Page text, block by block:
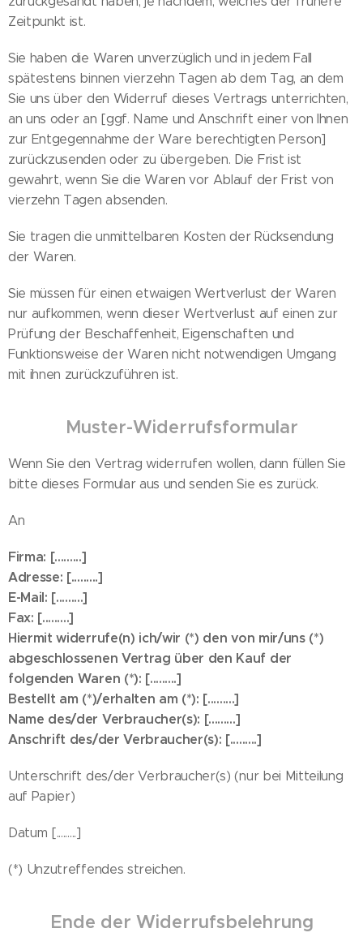
Zeitpunkt ist.
Sie haben die Waren unverzüglich und in jedem Fall
spätestens binnen vierzehn Tagen ab dem Tag, an dem
Sie uns über den Widerruf dieses Vertrags unterrichten,
an uns oder an [ggf. Name und Anschrift einer von Ihnen
zur Entgegennahme der Ware berechtigten Person]
zurückzusenden oder zu übergeben. Die Frist ist
gewahrt, wenn Sie die Waren vor Ablauf der Frist von
vierzehn Tagen absenden.
Sie tragen die unmittelbaren Kosten der Rücksendung
der Waren.
Sie müssen für einen etwaigen Wertverlust der Waren
nur aufkommen, wenn dieser Wertverlust auf einen zur
Prüfung der Beschaffenheit, Eigenschaften und
Funktionsweise der Waren nicht notwendigen Umgang
mit ihnen zurückzuführen ist.
Muster-Widerrufsformular
Wenn Sie den Vertrag widerrufen wollen, dann füllen Sie
bitte dieses Formular aus und senden Sie es zurück.
An
Firma: [.........]
Adresse: [.........]
E-Mail: [.........]
Fax: [.........]
Hiermit widerrufe(n) ich/wir (*) den von mir/uns (*)
abgeschlossenen Vertrag über den Kauf der
folgenden Waren (*): [.........]
Bestellt am (*)/erhalten am (*): [.........]
Name des/der Verbraucher(s): [.........]
Anschrift des/der Verbraucher(s): [.........]
Unterschrift des/der Verbraucher(s) (nur bei Mitteilung
auf Papier)
Datum [.........]
(*) Unzutreffendes streichen.
Ende der Widerrufsbelehrung